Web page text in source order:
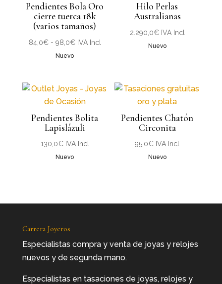
Pendientes Bola Oro
cierre tuerca 18k
(varios tamaños)
84,0€ - 98,0€Rango
84,0€
hasta
98,0€
IVA Incl
Nuevo
Hilo Perlas
Australianas
2.290,0€ IVA Incl
Nuevo
Pendientes Bolita
Lapislázuli
130,0€ IVA Incl
Nuevo
Pendientes Chatón
Circonita
95,0€ IVA Incl
Nuevo
Carrera Joyeros
Especialistas compra y venta de joyas y relojes
nuevos y de segunda mano.
Especialistas en tasaciones de joyas, relojes y